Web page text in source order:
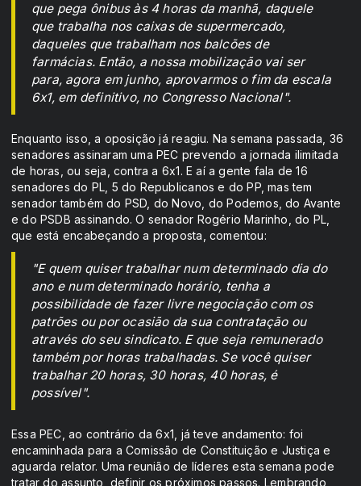
que pega ônibus às 4 horas da manhã, daquele
que trabalha nos caixas de supermercado,
daqueles que trabalham nos balcões de
farmácias. Então, a nossa mobilização vai ser
para, agora em junho, aprovarmos o fim da escala
6x1, em definitivo, no Congresso Nacional".
Enquanto isso, a oposição já reagiu. Na semana passada, 36
senadores assinaram uma PEC prevendo a jornada ilimitada
de horas, ou seja, contra a 6x1. E aí a gente fala de 16
senadores do PL, 5 do Republicanos e do PP, mas tem
senador também do PSD, do Novo, do Podemos, do Avante
e do PSDB assinando. O senador Rogério Marinho, do PL,
que está encabeçando a proposta, comentou:
"E quem quiser trabalhar num determinado dia do
ano e num determinado horário, tenha a
possibilidade de fazer livre negociação com os
patrões ou por ocasião da sua contratação ou
através do seu sindicato. E que seja remunerado
também por horas trabalhadas. Se você quiser
trabalhar 20 horas, 30 horas, 40 horas, é
possível".
Essa PEC, ao contrário da 6x1, já teve andamento: foi
encaminhada para a Comissão de Constituição e Justiça e
aguarda relator. Uma reunião de líderes esta semana pode
tratar do assunto, definir os próximos passos. Lembrando